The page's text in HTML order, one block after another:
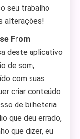
seu trabalho
alterações!
From
deste aplicativo
de som,
com suas
criar conteúdo
de bilheteria
que deu errado,
que dizer, eu